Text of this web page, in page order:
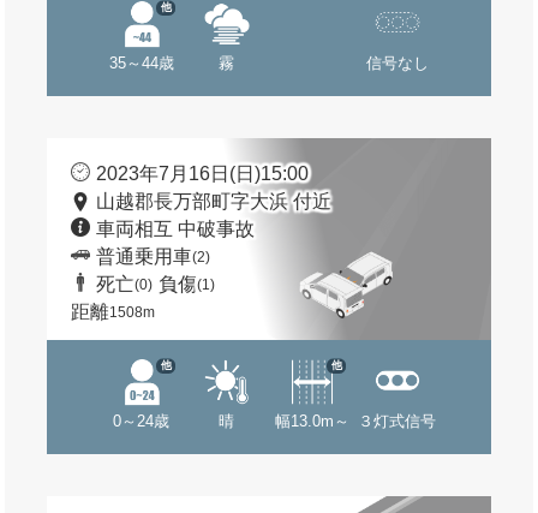
35～44歳
他
霧 信号なし
2023年7月16日(日)15:00
山越郡長万部町字大浜 付近
車両相互 中破事故
普通乗用車(2)
死亡(0) 負傷(1)
距離1508m
0～24歳
他
晴 幅13.0m～
他
３灯式信号